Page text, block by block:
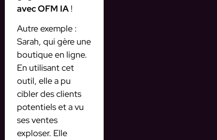
avec OFM IA !
Autre exemple :
Sarah, qui gère une
boutique en ligne.
En utilisant cet
outil, elle a pu
cibler des clients
potentiels et a vu
ses ventes
exploser. Elle